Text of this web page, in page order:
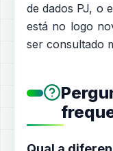
de dados PJ, o
está no logo
ser consultado